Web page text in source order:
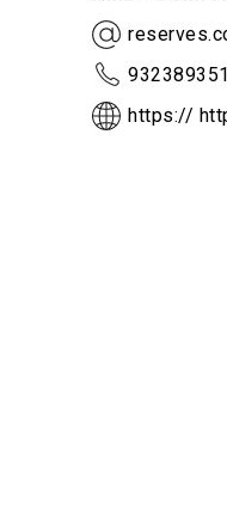
932389351
https://